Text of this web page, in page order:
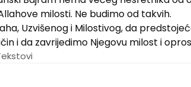
milosti. Ne budimo od takvih.
Uzvišenog i Milostivog, da
i da zavrijedimo Njegovu milost i